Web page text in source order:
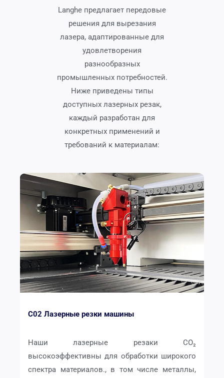
Langhe предлагает передовые
решения для вырезания
лазера, адаптированные для
удовлетворения
разнообразных
промышленных потребностей.
Ниже приведены типы
доступных лазерных резак,
каждый разработан для
конкретных применений и
требований к материалам:
C02 Лазерные резки машины
Наши лазерные резаки CO₂
высокоэффективны для обработки широкого
спектра материалов., в том числе металлы,